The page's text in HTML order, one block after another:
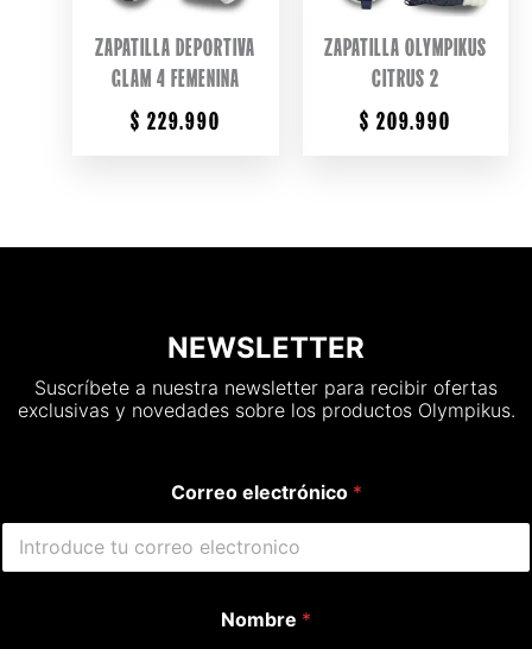
ZAPATILLA DEPORTIVA
GLAM 4 FEMENINA
$ 229.990
ZAPATILLA OLYMPIKUS
CITRUS 2
$ 209.990
NEWSLETTER
Suscríbete a nuestra newsletter para recibir ofertas
exclusivas y novedades sobre los productos Olympikus.
Correo electrónico *
Nombre *